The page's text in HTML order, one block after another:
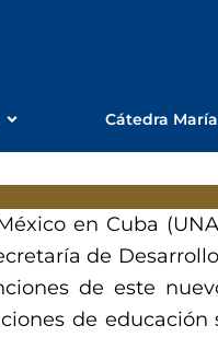
Cátedra
en Cuba
de
de este
de educación